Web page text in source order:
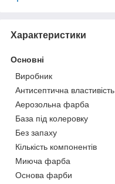
Характеристики
Основні
Виробник
Антисептична властивість
Аерозольна фарба
База під колеровку
Без запаху
Кількість компонентів
Миюча фарба
Основа фарби